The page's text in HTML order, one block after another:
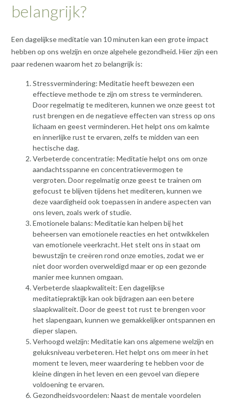
belangrijk?
Een dagelijkse meditatie van 10 minuten kan een grote impact
hebben op ons welzijn en onze algehele gezondheid. Hier zijn een
paar redenen waarom het zo belangrijk is:
Stressvermindering: Meditatie heeft bewezen een
effectieve methode te zijn om stress te verminderen.
Door regelmatig te mediteren, kunnen we onze geest tot
rust brengen en de negatieve effecten van stress op ons
lichaam en geest verminderen. Het helpt ons om kalmte
en innerlijke rust te ervaren, zelfs te midden van een
hectische dag.
Verbeterde concentratie: Meditatie helpt ons om onze
aandachtsspanne en concentratievermogen te
vergroten. Door regelmatig onze geest te trainen om
gefocust te blijven tijdens het mediteren, kunnen we
deze vaardigheid ook toepassen in andere aspecten van
ons leven, zoals werk of studie.
Emotionele balans: Meditatie kan helpen bij het
beheersen van emotionele reacties en het ontwikkelen
van emotionele veerkracht. Het stelt ons in staat om
bewustzijn te creëren rond onze emoties, zodat we er
niet door worden overweldigd maar er op een gezonde
manier mee kunnen omgaan.
Verbeterde slaapkwaliteit: Een dagelijkse
meditatiepraktijk kan ook bijdragen aan een betere
slaapkwaliteit. Door de geest tot rust te brengen voor
het slapengaan, kunnen we gemakkelijker ontspannen en
dieper slapen.
Verhoogd welzijn: Meditatie kan ons algemene welzijn en
geluksniveau verbeteren. Het helpt ons om meer in het
moment te leven, meer waardering te hebben voor de
kleine dingen in het leven en een gevoel van diepere
voldoening te ervaren.
Gezondheidsvoordelen: Naast de mentale voordelen